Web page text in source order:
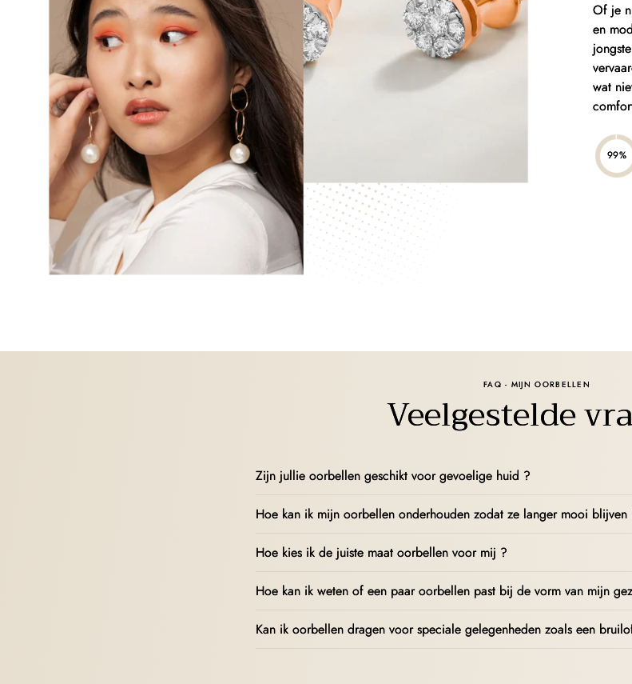
Of je
en
wat
99%
FAQ - MIJN OORBELLEN
Veelgestelde
Zijn jullie oorbellen geschikt voor gevoelige huid ?
Hoe kan ik mijn oorbellen onderhouden zodat ze langer mooi blijven
Hoe kies ik de juiste maat oorbellen voor mij ?
Hoe kan ik weten of een paar oorbellen past bij de vorm van mijn
Kan ik oorbellen dragen voor speciale gelegenheden zoals een